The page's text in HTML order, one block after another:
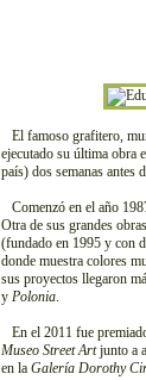
El famoso grafitero,
ejecutado su última obra
país) dos semanas antes
Comenzó en el año
Otra de sus grandes
(fundado en 1995 y con
donde muestra colores
sus proyectos llegaron
y Polonia.
En el 2011 fue
Museo Street Artjunto a
en la Galería Dorothy